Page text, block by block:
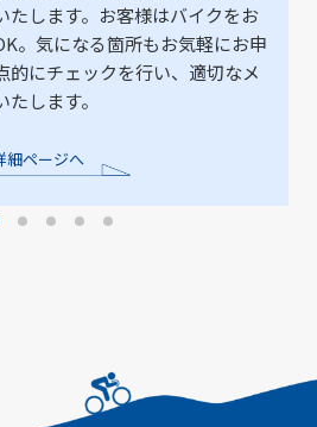
たします。お客様はバイクをお
。気になる箇所もお気軽にお申
的にチェックを行い、適切なメ
します。
細ページへ